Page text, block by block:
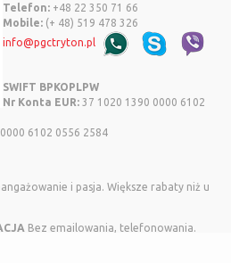
Telefon: +48 22 350 71 66
Mobile: (+ 48) 519 478 326
info@pgctryton.pl
SWIFT BPKOPLPW
Nr Konta EUR: 37 1020 1390 0000 6102
6102 0556 2584
i pasja. Większe rabaty niż u
Bez emailowania, telefonowania.